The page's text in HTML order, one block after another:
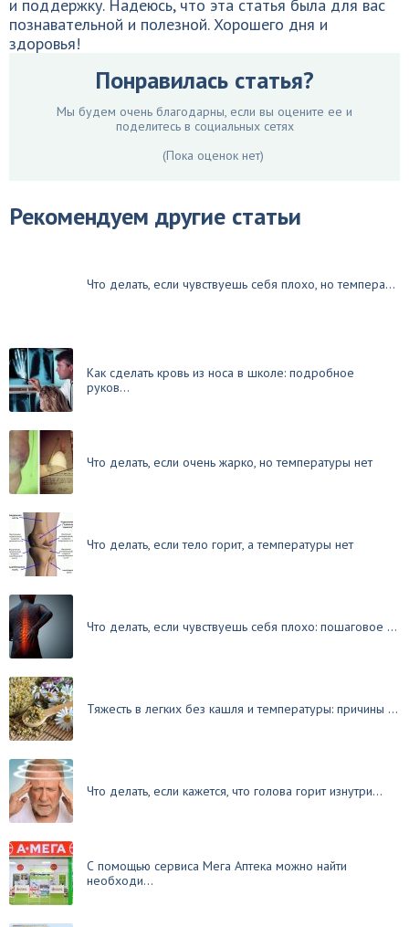
и поддержку. Надеюсь, что эта статья была для вас
познавательной и полезной. Хорошего дня и
здоровья!
Понравилась статья?
Мы будем очень благодарны, если вы оцените ее и
поделитесь в социальных сетях
(Пока оценок нет)
Рекомендуем другие статьи
Что делать, если чувствуешь себя плохо, но темпера...
Как сделать кровь из носа в школе: подробное
руков...
Что делать, если очень жарко, но температуры нет
Что делать, если тело горит, а температуры нет
Что делать, если чувствуешь себя плохо: пошаговое ...
Тяжесть в легких без кашля и температуры: причины ...
Что делать, если кажется, что голова горит изнутри...
С помощью сервиса Мега Аптека можно найти
необходи...